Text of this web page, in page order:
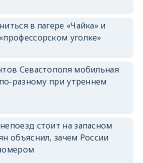
в лагере «Чайка» и
уголке»
Севастополя мобильная
разному при утреннем
стоит на запасном
объяснил, зачем России